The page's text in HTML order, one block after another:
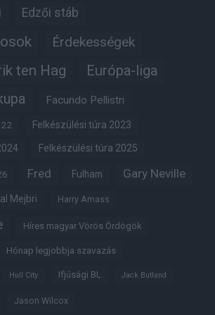
Edzői stáb
Érdekességek
ten Hag Európa-liga
Facundo Pellistri
Felkészülési túra 2023
Felkészülési túra 2025
Fred Fulham Gary Neville
Mejbri Harry Amass
Híres magyar Vörös Ördögök
Hónap legjobbja szavazás
Hull City Ifjúsági BL Jack Butland
Jason Wilcox